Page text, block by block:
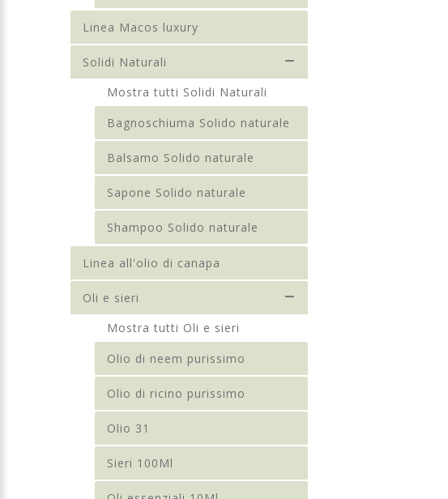
Linea Macos luxury
Solidi Naturali
Mostra tutti Solidi Naturali
Bagnoschiuma Solido naturale
Balsamo Solido naturale
Sapone Solido naturale
Shampoo Solido naturale
Linea all'olio di canapa
Oli e sieri
Mostra tutti Oli e sieri
Olio di neem purissimo
Olio di ricino purissimo
Olio 31
Sieri 100Ml